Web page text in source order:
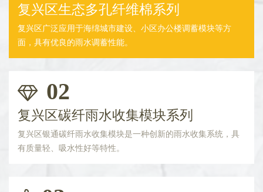
复兴区生态多孔纤维棉系列
复兴区广泛应用于海绵城市建设、小区办公楼调蓄模块等方
面，具有优良的雨水调蓄性能。
02
复兴区碳纤雨水收集模块系列
复兴区银通碳纤雨水收集模块是一种创新的雨水收集系统，具
有质量轻、吸水性好等特性。